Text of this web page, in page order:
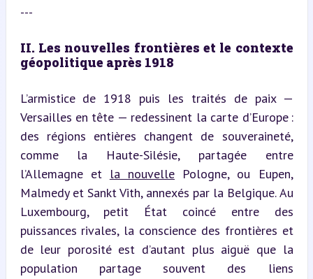
---
II. Les nouvelles frontières et le contexte
géopolitique après 1918
L’armistice de 1918 puis les traités de paix —
Versailles en tête — redessinent la carte d’Europe :
des régions entières changent de souveraineté,
comme la Haute-Silésie, partagée entre
l’Allemagne et la nouvelle Pologne, ou Eupen,
Malmedy et Sankt Vith, annexés par la Belgique. Au
Luxembourg, petit État coincé entre des
puissances rivales, la conscience des frontières et
de leur porosité est d’autant plus aiguë que la
population partage souvent des liens